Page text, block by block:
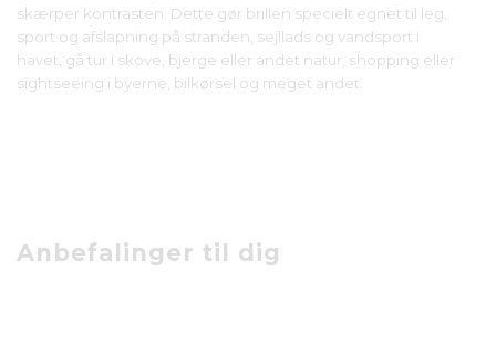
skærper kontrasten. Dette gør brillen specielt egnet til leg,
sport og afslapning på stranden, sejllads og vandsport i
havet, gå tur i skove, bjerge eller andet natur, shopping eller
sightseeing i byerne, bilkørsel og meget andet.
Anbefalinger til dig